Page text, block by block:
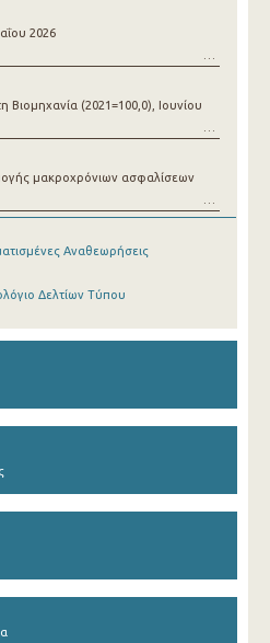
2026
(2021=100,0), Ιουνίου
μακροχρόνιων ασφαλίσεων
Αναθεωρήσεις
Δελτίων Τύπου